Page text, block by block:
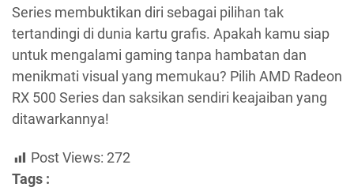
Series membuktikan diri sebagai pilihan tak
tertandingi di dunia kartu grafis. Apakah kamu siap
untuk mengalami gaming tanpa hambatan dan
menikmati visual yang memukau? Pilih AMD Radeon
RX 500 Series dan saksikan sendiri keajaiban yang
ditawarkannya!
Post Views: 272
Tags :